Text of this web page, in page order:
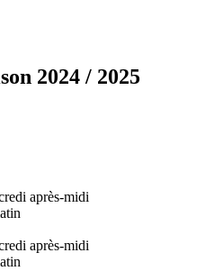
2024 / 2025
après-midi
après-midi